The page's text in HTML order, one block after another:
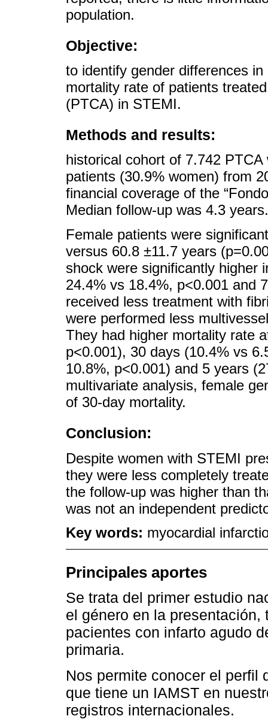
population.
Objective:
to identify gender differences
mortality rate of patients
(PTCA) in STEMI.
Methods and results:
historical cohort of 7.742
patients (30.9% women) from
financial coverage of the
Median follow-up was 4.3 years.
Female patients were
versus 60.8 ±11.7 years
shock were significantly higher
24.4% vs 18.4%, p<0.001 and
received less treatment with
were performed less
They had higher mortality rate
p<0.001), 30 days (10.4% vs
10.8%, p<0.001) and 5 years
multivariate analysis, female
of 30-day mortality.
Conclusion:
Despite women with STEMI
they were less completely
the follow-up was higher than
was not an independent
Key words: myocardial
Principales aportes
Se trata del primer estudio
el género en la
pacientes con infarto agudo
primaria.
Nos permite conocer el perfil
que tiene un IAMST en
registros internacionales.